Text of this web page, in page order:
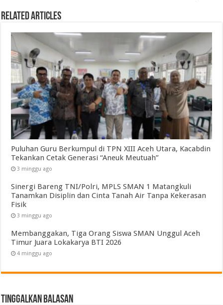
Related Articles
Puluhan Guru Berkumpul di TPN XIII Aceh Utara, Kacabdin
Tekankan Cetak Generasi “Aneuk Meutuah”
3 minggu ago
Sinergi Bareng TNI/Polri, MPLS SMAN 1 Matangkuli
Tanamkan Disiplin dan Cinta Tanah Air Tanpa Kekerasan
Fisik
3 minggu ago
Membanggakan, Tiga Orang Siswa SMAN Unggul Aceh
Timur Juara Lokakarya BTI 2026
4 minggu ago
Tinggalkan Balasan